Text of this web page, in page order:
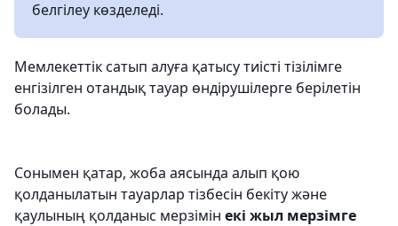
белгілеу көзделеді.
Мемлекеттік сатып алуға қатысу тиісті тізілімге
енгізілген отандық тауар өндірушілерге берілетін
болады.
Сонымен қатар, жоба аясында алып қою
қолданылатын тауарлар тізбесін бекіту және
қаулының қолданыс мерзімін екі жыл мерзімге